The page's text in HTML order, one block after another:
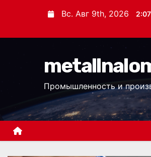
с
Вс. Авг 9th, 2026
Промышленность и